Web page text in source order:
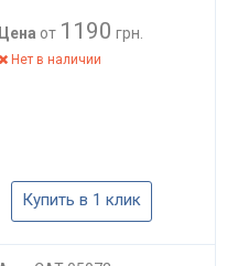
Цена от 1190 грн.
Нет в наличии
Купить в 1 клик